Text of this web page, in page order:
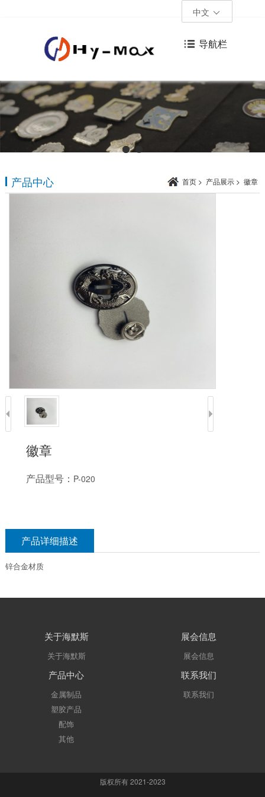
中文
导航栏
产品中心 首页 > 产品展示 > 徽章
徽章
产品型号： P-020
产品详细描述
锌合金材质
关于海默斯
关于海默斯
展会信息
展会信息
产品中心
金属制品
塑胶产品
配饰
其他
联系我们
联系我们
版权所有 2021-2023